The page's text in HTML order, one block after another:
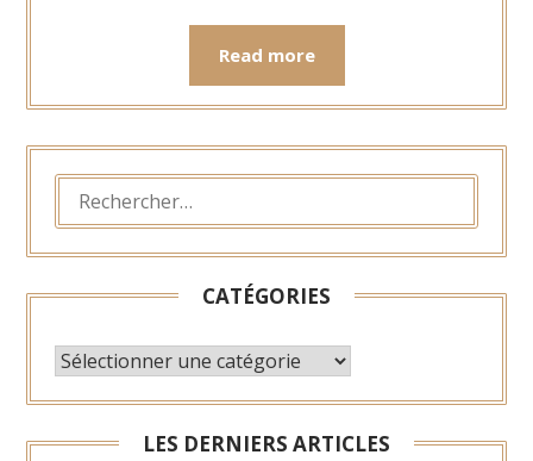
Read more
RECHERCHER :
CATÉGORIES
CATÉGORIES
LES DERNIERS ARTICLES